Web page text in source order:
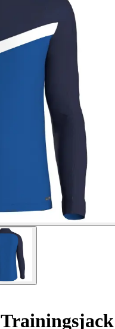
Trainingsjack